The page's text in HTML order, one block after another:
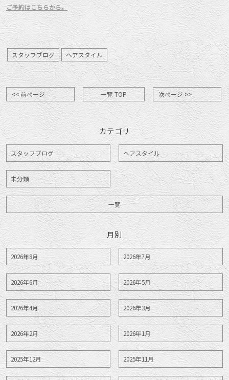
ご予約はこちらから。
スタッフブログ ヘアスタイル
<< 前ページ 一覧 TOP 次ページ >>
カテゴリ
スタッフブログ ヘアスタイル
未分類
一覧
月別
2026年8月 2026年7月
2026年6月 2026年5月
2026年4月 2026年3月
2026年2月 2026年1月
2025年12月 2025年11月